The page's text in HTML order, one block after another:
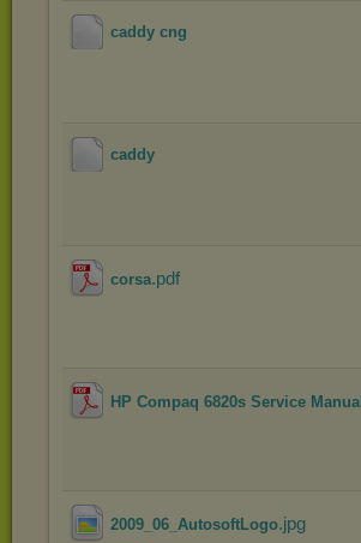
caddy cng
caddy
corsa.pdf
HP Compaq 6820s Service Manual
2009_06_AutosoftLogo.jpg